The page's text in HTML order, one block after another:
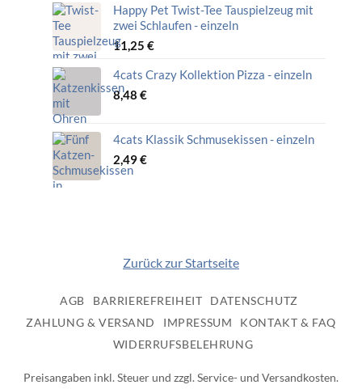
Happy Pet Twist-Tee Tauspielzeug mit
zwei Schlaufen - einzeln
11,25 €
4cats Crazy Kollektion Pizza - einzeln
8,48 €
4cats Klassik Schmusekissen - einzeln
2,49€
Zurück zur Startseite
AGB BARRIEREFREIHEIT
DATENSCHUTZ
ZAHLUNG & VERSAND
IMPRESSUM
KONTAKT & FAQ
WIDERRUFSBELEHRUNG
Preisangaben inkl. Steuer und zzgl. Service- und Versandkosten.